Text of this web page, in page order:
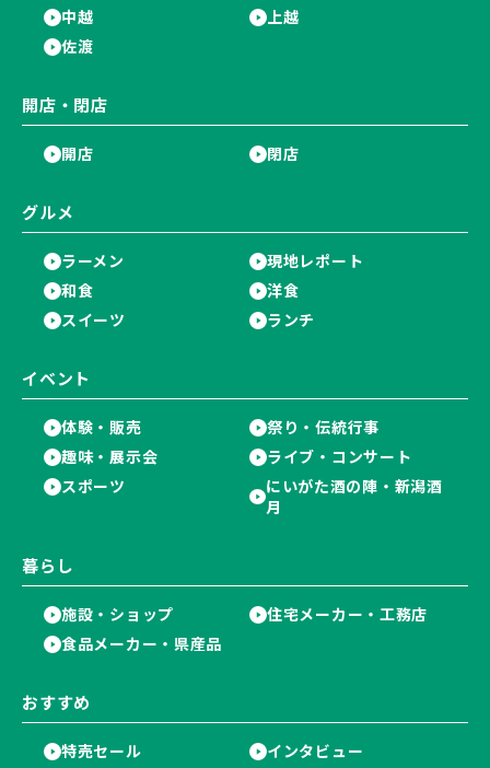
中越
上越
佐渡
開店・閉店
開店 閉店
グルメ
ラーメン
現地レポート
和食
洋食
スイーツ
ランチ
イベント
体験・販売
祭り・伝統行事
趣味・展示会
ライブ・コンサート
スポーツ
にいがた酒の陣・新潟酒
月
暮らし
施設・ショップ
住宅メーカー・工務店
食品メーカー・県産品
おすすめ
特売セール
インタビュー